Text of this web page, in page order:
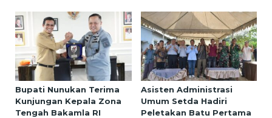
Bupati Nunukan Terima
Kunjungan Kepala Zona
Tengah Bakamla RI
Asisten Administrasi
Umum Setda Hadiri
Peletakan Batu Pertama